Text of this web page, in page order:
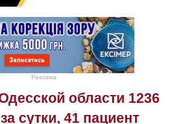
Реклама
области 1236
сутки, 41 пациент